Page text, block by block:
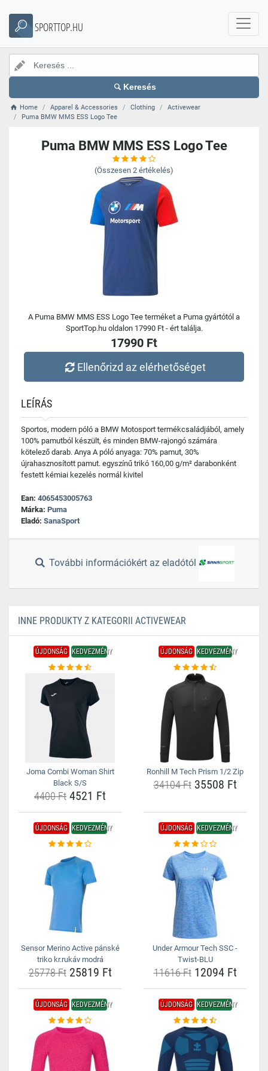
SPORTTOP.HU
Keresés
Home Apparel & Accessories Clothing
Activewear
Puma BMW MMS ESS Logo Tee
Puma BMW MMS ESS Logo Tee
(Összesen 2 értékelés)
A Puma BMW MMS ESS Logo Tee terméket a Puma gyártótól a
SportTop.hu oldalon 17990 Ft - ért találja.
17990 Ft
Ellenőrizd az elérhetőséget
LEÍRÁS
Sportos, modern póló a BMW Motosport termékcsaládjából, amely
100% pamutból készült, és minden BMW-rajongó számára
kötelező darab. Anya A póló anyaga: 70% pamut, 30%
újrahasznosított pamut. egyszínű trikó 160,00 g/m² darabonként
festett kémiai kezelés normál kivitel
Ean: 4065453005763
Márka: Puma
Eladó: SanaSport
További információkért az eladótól
INNE PRODUKTY Z KATEGORII ACTIVEWEAR
ÚJDONSÁG KEDVEZMÉNY
Joma Combi Woman Shirt
Black S/S
4400 Ft 4521 Ft
ÚJDONSÁG KEDVEZMÉNY
Ronhill M Tech Prism 1/2 Zip
34104 Ft35508 Ft
ÚJDONSÁG KEDVEZMÉNY
Sensor Merino Active pánské
triko kr.rukáv modrá
25778 Ft25819 Ft
ÚJDONSÁG KEDVEZMÉNY
Under Armour Tech SSC -
Twist-BLU
11616 Ft12094 Ft
ÚJDONSÁG KEDVEZMÉNY ÚJDONSÁG KEDVEZMÉNY